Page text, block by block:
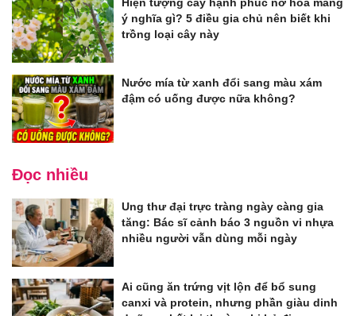
Hiện tượng cây hạnh phúc nở hoa mang
ý nghĩa gì? 5 điều gia chủ nên biết khi
trồng loại cây này
Nước mía từ xanh đổi sang màu xám
đậm có uống được nữa không?
Đọc nhiều
Ung thư đại trực tràng ngày càng gia
tăng: Bác sĩ cảnh báo 3 nguồn vi nhựa
nhiều người vẫn dùng mỗi ngày
Ai cũng ăn trứng vịt lộn để bổ sung
canxi và protein, nhưng phần giàu dinh